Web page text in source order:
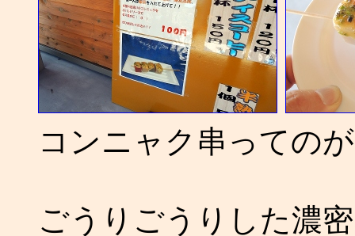
コンニャク串っての
ごうりごうりした濃